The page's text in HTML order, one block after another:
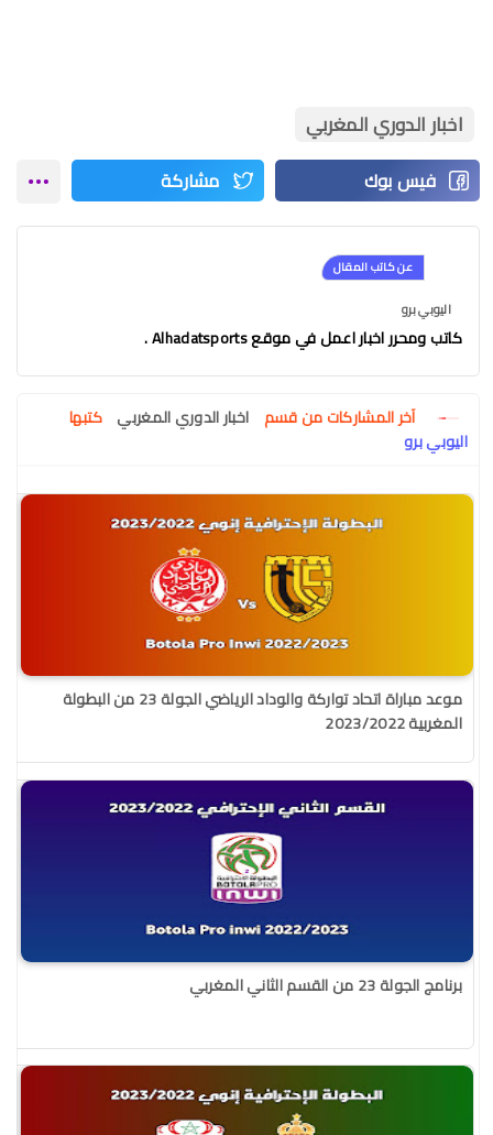
اخبار الدوري المغربي
عن كاتب المقال
اليوبي برو
كاتب ومحرر اخبار اعمل في موقع Alhadatsports .
آخر المشاركات من قسم اخبار الدوري المغربي كتبها
اليوبي برو
موعد مباراة اتحاد تواركة والوداد الرياضي الجولة 23 من البطولة
المغربية 2023/2022
برنامج الجولة 23 من القسم الثاني المغربي